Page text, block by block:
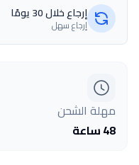
إرجاع خلال 30 يومًا
إرجاع سهل
مهلة الشحن
48 ساعة